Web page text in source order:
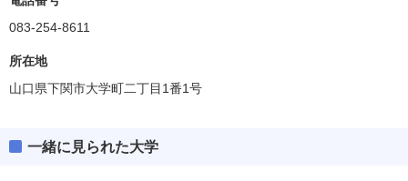
083-254-8611
所在地
山口県下関市大学町二丁目1番1号
一緒に見られた大学